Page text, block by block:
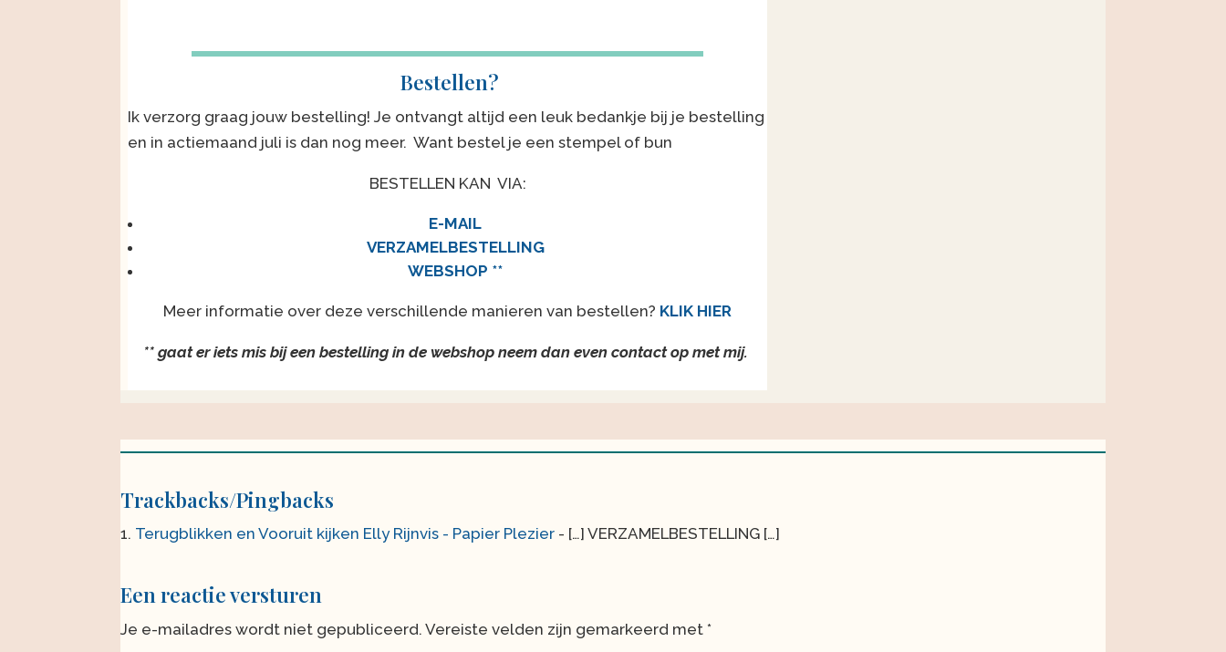
Bestellen?
Ik verzorg graag jouw bestelling! Je ontvangt altijd een leuk bedankje bij je bestelling
en in actiemaand juli is dan nog meer. Want bestel je een stempel of bun
BESTELLEN KAN VIA:
E-MAIL
VERZAMELBESTELLING
WEBSHOP **
Meer informatie over deze verschillende manieren van bestellen? KLIK HIER
** gaat er iets mis bij een bestelling in de webshop neem dan even contact op met mij.
Trackbacks/Pingbacks
Terugblikken en Vooruit kijken Elly Rijnvis - Papier Plezier - […] VERZAMELBESTELLING […]
Een reactie versturen
Je e-mailadres wordt niet gepubliceerd. Vereiste velden zijn gemarkeerd met *